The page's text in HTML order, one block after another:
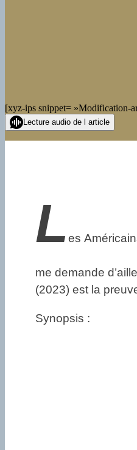
[xyz-ips snippet= »Modification-
Lecture audio de l article
L es
me demande
(2023) est la
Synopsis :